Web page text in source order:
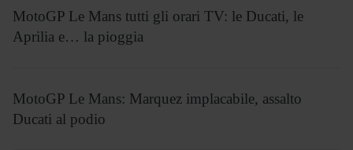
MotoGP Le Mans tutti gli orari TV: le Ducati, le
Aprilia e… la pioggia
MotoGP Le Mans: Marquez implacabile, assalto
Ducati al podio